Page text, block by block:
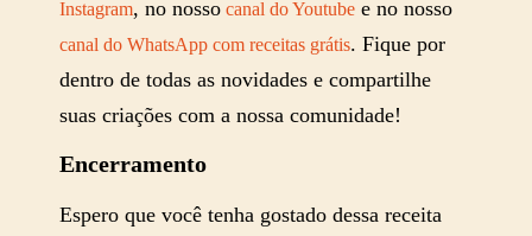
Instagram, no nosso canal do Youtube e no nosso
canal do WhatsApp com receitas grátis. Fique por
dentro de todas as novidades e compartilhe
suas criações com a nossa comunidade!
Encerramento
Espero que você tenha gostado dessa receita